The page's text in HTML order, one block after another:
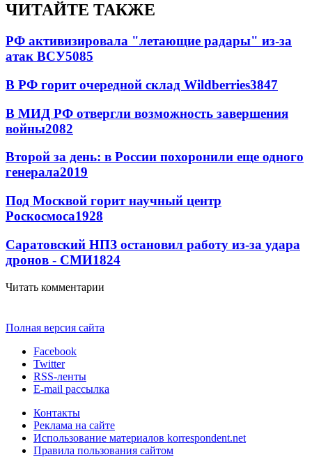
ЧИТАЙТЕ ТАКЖЕ
РФ активизировала "летающие радары" из-за
атак ВСУ5085
В РФ горит очередной склад Wildberries3847
В МИД РФ отвергли возможность завершения
войны2082
Второй за день: в России похоронили еще одного
генерала2019
Под Москвой горит научный центр
Роскосмоса1928
Саратовский НПЗ остановил работу из-за удара
дронов - СМИ1824
Читать комментарии
Полная версия сайта
Facebook
Twitter
RSS-ленты
E-mail рассылка
Контакты
Реклама на сайте
Использование материалов korrespondent.net
Правила пользования сайтом